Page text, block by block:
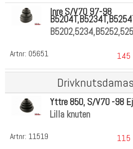
Artnr: 05651
Inre S/V70 97-98
145
Artnr: 11519
Yttre 850, S/V70 -98
Lilla knuten
115